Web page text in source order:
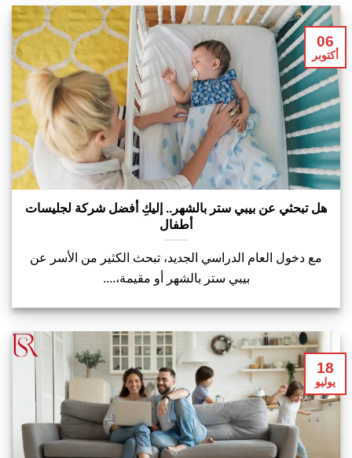
هل تبحثي عن بيبي ستر بالشهر.. إليكِ أفضل شركة لجليسات
أطفال
مع دخول العام الدراسي الجديد، تبحث الكثير من الأسر عن
بيبي ستر بالشهر أو مقيمة،....
06
أكتوبر
18
يوليو